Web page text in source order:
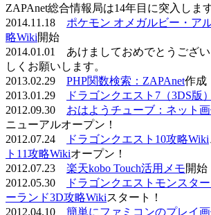
ZAPAnet総合情報局は14年目に突入します
2014.11.18 ポケモン オメガルビー・ア
略Wiki開始
2014.01.01 あけましておめでとうござ
しくお願いします。
2013.02.29 PHP関数検索：ZAPAnet作成
2013.01.29
ドラゴンクエスト7（3DS版
2012.09.30 おはようチューブ：ネット
ニューアルオープン！
2012.07.24
ドラゴンクエスト10攻略Wiki
ト11攻略Wikiオープン！
2012.07.23 楽天kobo Touch活用メモ開始
2012.05.30
ドラゴンクエストモンスタ
ーランド3D攻略Wikiスタート！
2012.04.10 簡単にファミコンのプレイ